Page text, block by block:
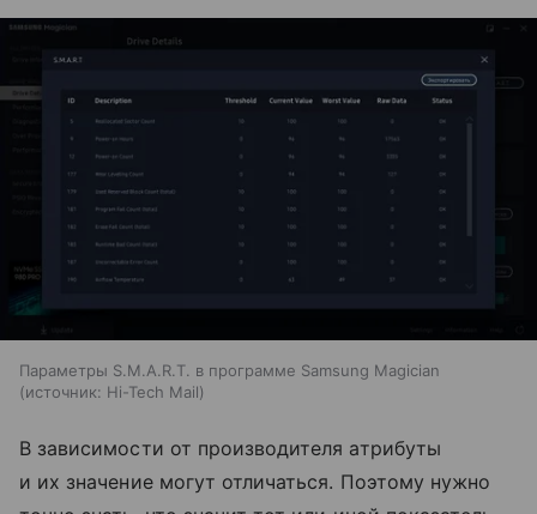
Параметры S.M.A.R.T. в программе Samsung Magician
источник: Hi-Tech Mail
В зависимости от производителя атрибуты
и их значение могут отличаться. Поэтому нужно